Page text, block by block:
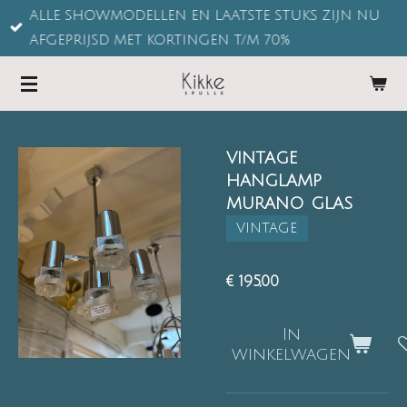
Ga
direct
de
ALLE SHOWMODELLEN EN LAATSTE STUKS ZIJN NU
AFGEPRIJSD MET KORTINGEN T/M 70%
VINTAGE
HANGLAMP
MURANO GLAS
VINTAGE
€ 195,00
In
winkelwagen